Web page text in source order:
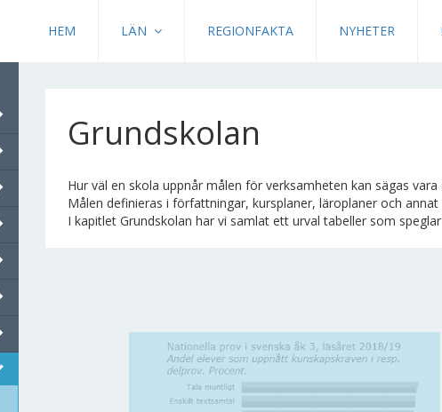
HEM LÄN REGIONFAKTA NYHETER
Grundskolan
Hur väl en skola uppnår målen för verksamheten kan sägas
Målen definieras i författningar, kursplaner, läroplaner och
I kapitlet Grundskolan har vi samlat ett urval tabeller som